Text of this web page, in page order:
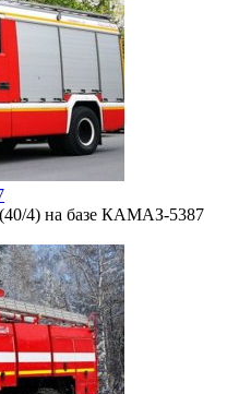
4) на базе КАМАЗ-5387